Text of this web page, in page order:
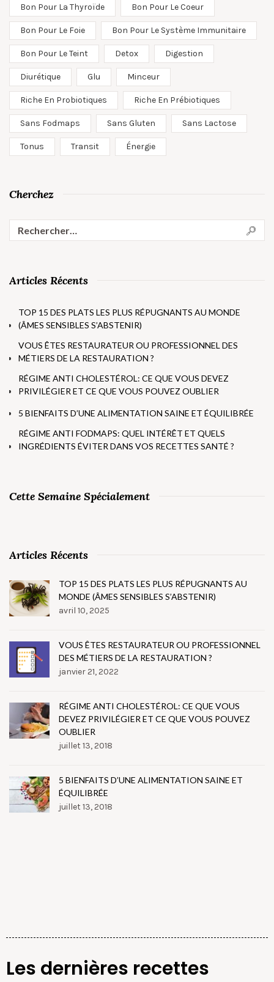
Bon Pour La Thyroïde Bon Pour Le Coeur
Bon Pour Le Foie Bon Pour Le Système Immunitaire
Bon Pour Le Teint Detox Digestion
Diurétique Glu Minceur
Riche En Probiotiques Riche En Prébiotiques
Sans Fodmaps Sans Gluten Sans Lactose
Tonus Transit Énergie
Cherchez
Articles Récents
TOP 15 DES PLATS LES PLUS RÉPUGNANTS AU MONDE
(ÂMES SENSIBLES S’ABSTENIR)
VOUS ÊTES RESTAURATEUR OU PROFESSIONNEL DES
MÉTIERS DE LA RESTAURATION ?
RÉGIME ANTI CHOLESTÉROL: CE QUE VOUS DEVEZ
PRIVILÉGIER ET CE QUE VOUS POUVEZ OUBLIER
5 BIENFAITS D’UNE ALIMENTATION SAINE ET ÉQUILIBRÉE
RÉGIME ANTI FODMAPS: QUEL INTÉRÊT ET QUELS
INGRÉDIENTS ÉVITER DANS VOS RECETTES SANTÉ ?
Cette Semaine Spécialement
Articles Récents
TOP 15 DES PLATS LES PLUS RÉPUGNANTS AU
MONDE (ÂMES SENSIBLES S’ABSTENIR)
avril 10, 2025
VOUS ÊTES RESTAURATEUR OU PROFESSIONNEL
DES MÉTIERS DE LA RESTAURATION ?
janvier 21, 2022
RÉGIME ANTI CHOLESTÉROL: CE QUE VOUS
DEVEZ PRIVILÉGIER ET CE QUE VOUS POUVEZ
OUBLIER
juillet 13, 2018
5 BIENFAITS D’UNE ALIMENTATION SAINE ET
ÉQUILIBRÉE
juillet 13, 2018
Les dernières recettes